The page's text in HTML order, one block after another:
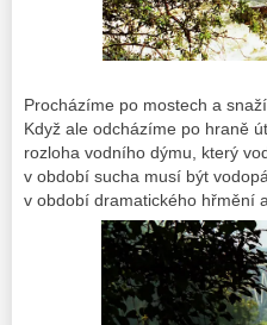
Procházíme po mostech a
Když ale odcházíme po hraně
rozloha vodního dýmu, který
v období sucha musí být
v období dramatického hřmění